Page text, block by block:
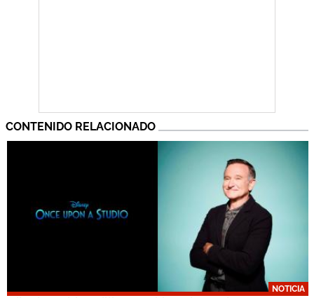
CONTENIDO RELACIONADO
NOTICIA